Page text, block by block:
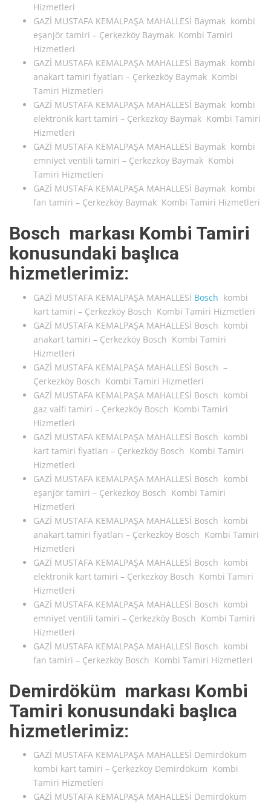
Hizmetleri
GAZİ MUSTAFA KEMALPAŞA MAHALLESİ Baymak kombi
eşanjör tamiri – Çerkezköy Baymak Kombi Tamiri
Hizmetleri
GAZİ MUSTAFA KEMALPAŞA MAHALLESİ Baymak kombi
anakart tamiri fiyatları – Çerkezköy Baymak Kombi
Tamiri Hizmetleri
GAZİ MUSTAFA KEMALPAŞA MAHALLESİ Baymak kombi
elektronik kart tamiri – Çerkezköy Baymak Kombi Tamiri
Hizmetleri
GAZİ MUSTAFA KEMALPAŞA MAHALLESİ Baymak kombi
emniyet ventili tamiri – Çerkezköy Baymak Kombi
Tamiri Hizmetleri
GAZİ MUSTAFA KEMALPAŞA MAHALLESİ Baymak kombi
fan tamiri – Çerkezköy Baymak Kombi Tamiri Hizmetleri
Bosch markası Kombi Tamiri
konusundaki başlıca
hizmetlerimiz:
GAZİ MUSTAFA KEMALPAŞA MAHALLESİ Bosch kombi
kart tamiri – Çerkezköy Bosch Kombi Tamiri Hizmetleri
GAZİ MUSTAFA KEMALPAŞA MAHALLESİ Bosch kombi
anakart tamiri – Çerkezköy Bosch Kombi Tamiri
Hizmetleri
GAZİ MUSTAFA KEMALPAŞA MAHALLESİ Bosch –
Çerkezköy Bosch Kombi Tamiri Hizmetleri
GAZİ MUSTAFA KEMALPAŞA MAHALLESİ Bosch kombi
gaz valfi tamiri – Çerkezköy Bosch Kombi Tamiri
Hizmetleri
GAZİ MUSTAFA KEMALPAŞA MAHALLESİ Bosch kombi
kart tamiri fiyatları – Çerkezköy Bosch Kombi Tamiri
Hizmetleri
GAZİ MUSTAFA KEMALPAŞA MAHALLESİ Bosch kombi
eşanjör tamiri – Çerkezköy Bosch Kombi Tamiri
Hizmetleri
GAZİ MUSTAFA KEMALPAŞA MAHALLESİ Bosch kombi
anakart tamiri fiyatları – Çerkezköy Bosch Kombi Tamiri
Hizmetleri
GAZİ MUSTAFA KEMALPAŞA MAHALLESİ Bosch kombi
elektronik kart tamiri – Çerkezköy Bosch Kombi Tamiri
Hizmetleri
GAZİ MUSTAFA KEMALPAŞA MAHALLESİ Bosch kombi
emniyet ventili tamiri – Çerkezköy Bosch Kombi Tamiri
Hizmetleri
GAZİ MUSTAFA KEMALPAŞA MAHALLESİ Bosch kombi
fan tamiri – Çerkezköy Bosch Kombi Tamiri Hizmetleri
Demirdöküm markası Kombi
Tamiri konusundaki başlıca
hizmetlerimiz:
GAZİ MUSTAFA KEMALPAŞA MAHALLESİ Demirdöküm
kombi kart tamiri – Çerkezköy Demirdöküm Kombi
Tamiri Hizmetleri
GAZİ MUSTAFA KEMALPAŞA MAHALLESİ Demirdöküm